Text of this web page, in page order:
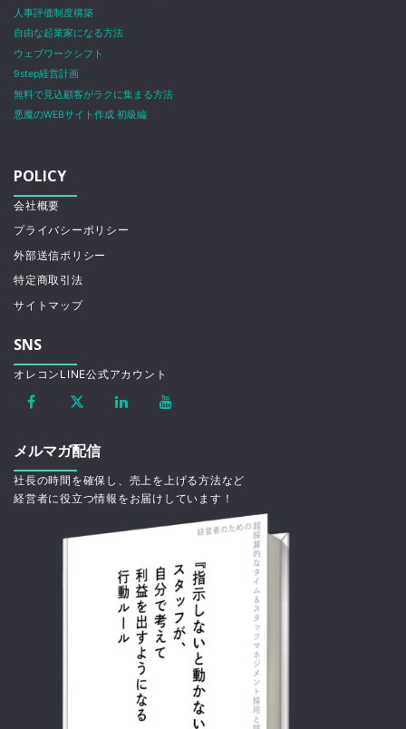
人事評価制度構築
自由な起業家になる方法
ウェブワークシフト
9step経営計画
無料で見込顧客がラクに集まる方法
悪魔のWEBサイト作成 初級編
POLICY
会社概要
プライバシーポリシー
外部送信ポリシー
特定商取引法
サイトマップ
SNS
オレコンLINE公式アカウント
メルマガ配信
社長の時間を確保し、売上を上げる方法など
経営者に役立つ情報をお届けしています！